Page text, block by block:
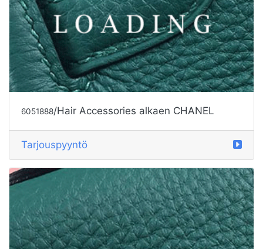
6051888/Hair Accessories alkaen CHANEL
Tarjouspyyntö